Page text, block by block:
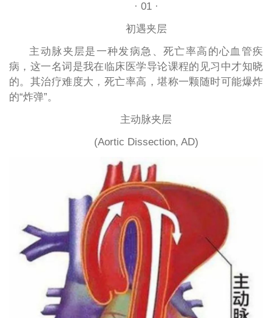
· 01 ·
初遇夹层
主动脉夹层是一种发病急、死亡率高的心血管疾
病，这一名词是我在临床医学导论课程的见习中才知晓
的。其治疗难度大，死亡率高，堪称一颗随时可能爆炸
的“炸弹”。
主动脉夹层
(Aortic Dissection, AD)